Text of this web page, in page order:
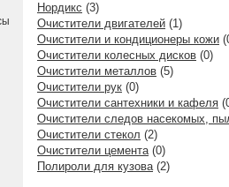
Нордикс (3)
Очистители двигателей (1)
Очистители и кондиционеры кожи
Очистители колесных дисков (0)
Очистители металлов (5)
Очистители рук (0)
Очистители сантехники и кафеля
Очистители следов насекомых,
Очистители стекол (2)
Очистители цемента(0)
Полироли для кузова(2)